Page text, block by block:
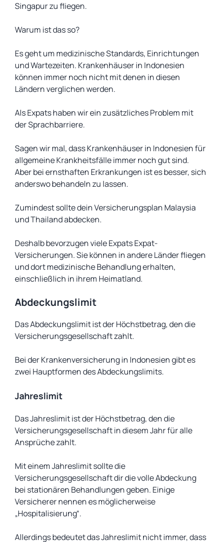
Singapur zu fliegen.
Warum ist das so?
Es geht um medizinische Standards, Einrichtungen
und Wartezeiten. Krankenhäuser in Indonesien
können immer noch nicht mit denen in diesen
Ländern verglichen werden.
Als Expats haben wir ein zusätzliches Problem mit
der Sprachbarriere.
Sagen wir mal, dass Krankenhäuser in Indonesien für
allgemeine Krankheitsfälle immer noch gut sind.
Aber bei ernsthaften Erkrankungen ist es besser, sich
anderswo behandeln zu lassen.
Zumindest sollte dein Versicherungsplan Malaysia
und Thailand abdecken.
Deshalb bevorzugen viele Expats Expat-
Versicherungen. Sie können in andere Länder fliegen
und dort medizinische Behandlung erhalten,
einschließlich in ihrem Heimatland.
Abdeckungslimit
Das Abdeckungslimit ist der Höchstbetrag, den die
Versicherungsgesellschaft zahlt.
Bei der Krankenversicherung in Indonesien gibt es
zwei Hauptformen des Abdeckungslimits.
Jahreslimit
Das Jahreslimit ist der Höchstbetrag, den die
Versicherungsgesellschaft in diesem Jahr für alle
Ansprüche zahlt.
Mit einem Jahreslimit sollte die
Versicherungsgesellschaft dir die volle Abdeckung
bei stationären Behandlungen geben. Einige
Versicherer nennen es möglicherweise
„Hospitalisierung“.
Allerdings bedeutet das Jahreslimit nicht immer, dass